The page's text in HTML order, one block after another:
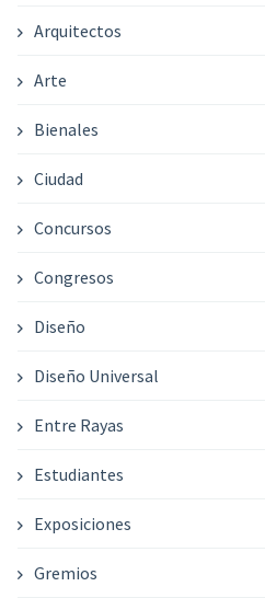
Arquitectos
Arte
Bienales
Ciudad
Concursos
Congresos
Diseño
Diseño Universal
Entre Rayas
Estudiantes
Exposiciones
Gremios